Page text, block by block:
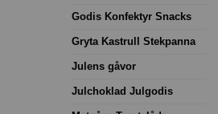
Godis Konfektyr Snacks
Gryta Kastrull Stekpanna
Julens gåvor
Julchoklad Julgodis